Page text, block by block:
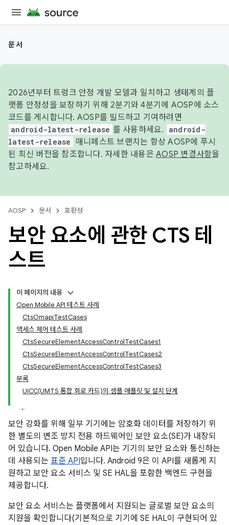
문서
2026년부터 트렁크 안정 개발 모델과 일치하고 생태계의 플
랫폼 안정성을 보장하기 위해 2분기와 4분기에 AOSP에 소스
코드를 게시합니다. AOSP를 빌드하고 기여하려면
android-latest-release 를 사용하세요.
android-
latest-release
매니페스트 브랜치는 항상 AOSP에 푸시
된 최신 버전을 참조합니다. 자세한 내용은 AOSP 변경사항을
참고하세요.
AOSP 문서 호환성
보안 요소에 관한 CTS 테
스트
이 페이지의 내용
Open Mobile API 테스트 사례
CtsOmapiTestCases
액세스 제어 테스트 사례
CtsSecureElementAccessControlTestCases1
CtsSecureElementAccessControlTestCases2
CtsSecureElementAccessControlTestCases3
부록
UICC(UMTS 통합 회로 카드)의 샘플 애플릿 및 설치 단계
보안 강화를 위해 일부 기기에는 암호화 데이터를 저장하기 위
한 별도의 변조 방지 전용 하드웨어인 보안 요소(SE)가 내장되
어 있습니다. Open Mobile API는 기기의 보안 요소와 통신하는
데 사용되는 표준 API입니다. Android 9은 이 API를 새롭게 지
원하고 보안 요소 서비스 및 SE HAL을 포함한 백엔드 구현을
제공합니다.
보안 요소 서비스는 플랫폼에서 지원되는 글로벌 보안 요소의
지원을 확인합니다(기본적으로 기기에 SE HAL이 구현되어 있